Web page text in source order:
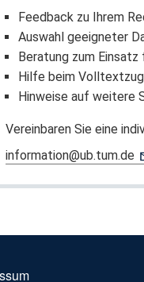
Feedback zu Ihrem
Auswahl geeigneter
Beratung zum
Hilfe beim
Hinweise auf weitere
Vereinbaren Sie eine
information@ub.tum.de